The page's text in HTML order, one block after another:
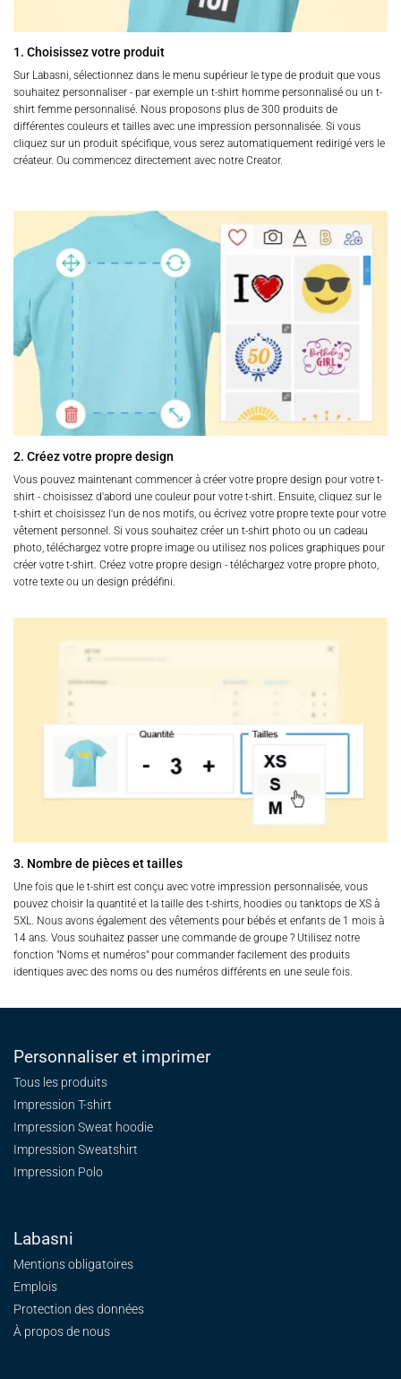
1. Choisissez votre produit
Sur Labasni, sélectionnez dans le menu supérieur le type de produit que vous
souhaitez personnaliser - par exemple un t-shirt homme personnalisé ou un t-
shirt femme personnalisé. Nous proposons plus de 300 produits de
différentes couleurs et tailles avec une impression personnalisée. Si vous
cliquez sur un produit spécifique, vous serez automatiquement redirigé vers le
créateur. Ou commencez directement avec notre Creator.
2. Créez votre propre design
Vous pouvez maintenant commencer à créer votre propre design pour votre t-
shirt - choisissez d'abord une couleur pour votre t-shirt. Ensuite, cliquez sur le
t-shirt et choisissez l'un de nos motifs, ou écrivez votre propre texte pour votre
vêtement personnel. Si vous souhaitez créer un t-shirt photo ou un cadeau
photo, téléchargez votre propre image ou utilisez nos polices graphiques pour
créer votre t-shirt. Créez votre propre design - téléchargez votre propre photo,
votre texte ou un design prédéfini.
3. Nombre de pièces et tailles
Une fois que le t-shirt est conçu avec votre impression personnalisée, vous
pouvez choisir la quantité et la taille des t-shirts, hoodies ou tanktops de XS à
5XL. Nous avons également des vêtements pour bébés et enfants de 1 mois à
14 ans. Vous souhaitez passer une commande de groupe ? Utilisez notre
fonction "Noms et numéros" pour commander facilement des produits
identiques avec des noms ou des numéros différents en une seule fois.
Personnaliser et imprimer
Tous les produits
Impression T-shirt
Impression Sweat hoodie
Impression Sweatshirt
Impression Polo
Labasni
Mentions obligatoires
Emplois
Protection des données
À propos de nous